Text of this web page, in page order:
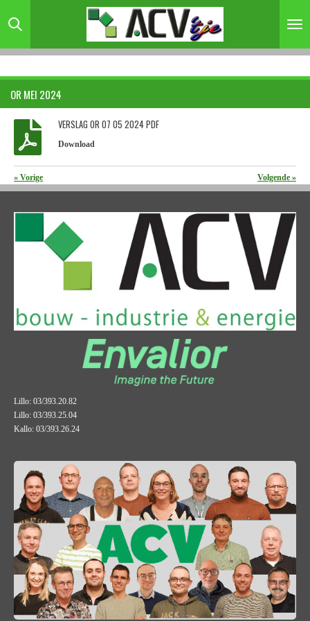
direct
de
OR MEI 2024
VERSLAG OR 07 05 2024 PDF
Download
« Vorige Volgende »
Lillo: 03/393.20.82
Lillo: 03/393.25.04
Kallo: 03/393.26.24